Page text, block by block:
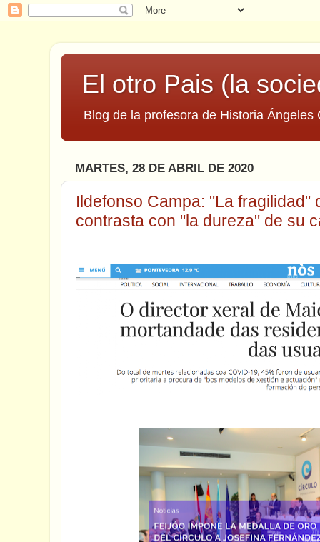
El otro Pais (la
Blog de la profesora de Historia Ángeles
MARTES, 28 DE ABRIL DE 2020
Ildefonso Campa: "La fragilidad"
contrasta con "la dureza" de su